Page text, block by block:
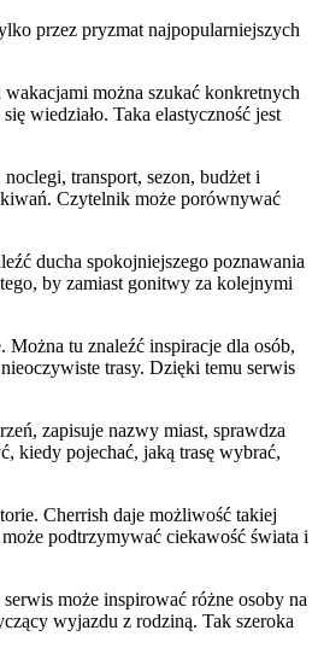
przez pryzmat najpopularniejszych
można szukać konkretnych
wiedziało. Taka elastyczność jest
transport, sezon, budżet i
Czytelnik może porównywać
ducha spokojniejszego poznawania
by zamiast gonitwy za kolejnymi
tu znaleźć inspiracje dla osób,
trasy. Dzięki temu serwis
zapisuje nazwy miast, sprawdza
kiedy pojechać, jaką trasę wybrać,
Cherrish daje możliwość takiej
podtrzymywać ciekawość świata i
może inspirować różne osoby na
wyjazdu z rodziną. Tak szeroka